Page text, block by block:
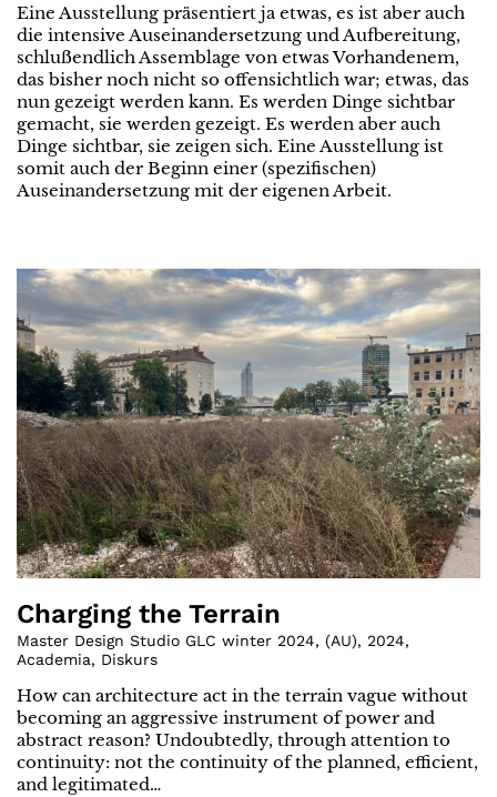
Eine Ausstellung präsentiert ja etwas, es ist aber auch
die intensive Auseinandersetzung und Aufbereitung,
schlußendlich Assemblage von etwas Vorhandenem,
das bisher noch nicht so offensichtlich war; etwas, das
nun gezeigt werden kann. Es werden Dinge sichtbar
gemacht, sie werden gezeigt. Es werden aber auch
Dinge sichtbar, sie zeigen sich. Eine Ausstellung ist
somit auch der Beginn einer (spezifischen)
Auseinandersetzung mit der eigenen Arbeit.
Charging the Terrain
Master Design Studio GLC winter 2024, (AU), 2024,
Academia, Diskurs
How can architecture act in the terrain vague without
becoming an aggressive instrument of power and
abstract reason? Undoubtedly, through attention to
continuity: not the continuity of the planned, efficient,
and legitimated…